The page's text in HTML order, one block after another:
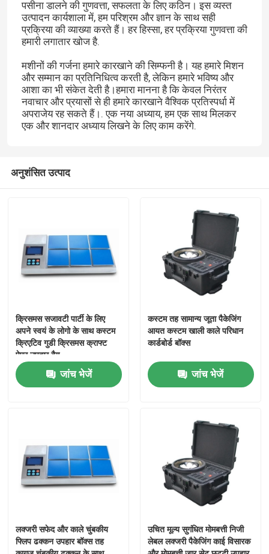
पसीना डालने की गुणवत्ता, सफलता के लिए कठिन। इस व्यस्त
उत्पादन कार्यशाला में, हम परिश्रम और ज्ञान के साथ सही
प्रक्रिया की व्याख्या करते हैं। हर हिस्सा, हर प्रक्रिया गुणवत्ता की
हमारी लगातार खोज है.
मशीनों की गर्जना हमारे कारखाने की सिम्फनी है। यह हमारे मिशन
और सम्मान का प्रतिनिधित्व करती है, लेकिन हमारे भविष्य और
आशा का भी संकेत देती है।हमारा मानना है कि केवल निरंतर
नवाचार और प्रयासों से ही हमारे कारखाने वैश्विक प्रतिस्पर्धा में
अपराजेय रह सकते हैं।. एक नया अध्याय, हम एक साथ मिलकर
एक और शानदार अध्याय लिखने के लिए काम करेंगे.
अनुशंसित उत्पाद
क्रिसमस सजावटी पार्टी के लिए
अपने स्वयं के लोगो के साथ कस्टम
क्रिएटिव गुडी क्रिसमस क्राफ्ट
पेपर उपहार बैग
जांच भेजें
कस्टम तह सामान्य जूता पैकेजिंग
आयत कस्टम खाली काले परिधान
कार्डबोर्ड बॉक्स
जांच भेजें
लक्जरी सफेद और काले चुंबकीय
फ्लिप ढक्कन उपहार बॉक्स तह
उचित मूल्य सुगंधित मोमबत्ती निजी
लेबल लक्जरी पैकेजिंग काई विसारक